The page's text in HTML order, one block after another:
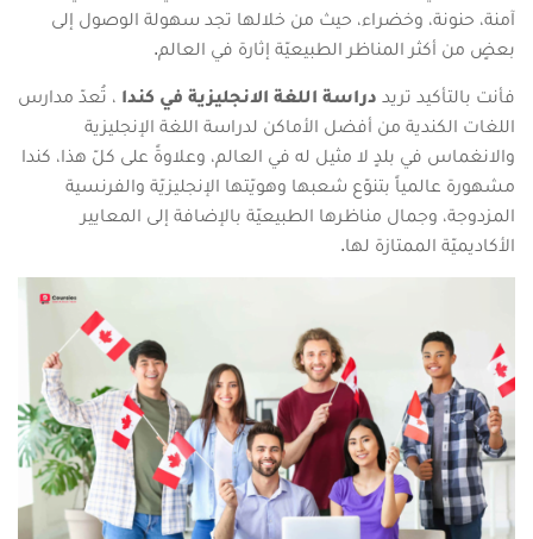
آمنة، حنونة، وخضراء، حيث من خلالها تجد سهولة الوصول إلى
بعضٍ من أكثر المناظر الطبيعيّة إثارة في العالم.
فأنت بالتأكيد تريد دراسة اللغة الانجليزية في كندا ، تُعدّ مدارس
اللغات الكندية من أفضل الأماكن لدراسة اللغة الإنجليزية
والانغماس في بلدٍ لا مثيل له في العالم، وعلاوةً على كلّ هذا، كندا
مشهورة عالمياً بتنوّع شعبها وهويّتها الإنجليزيّة والفرنسية
المزدوجة، وجمال مناظرها الطبيعيّة بالإضافة إلى المعايير
الأكاديميّة الممتازة لها.